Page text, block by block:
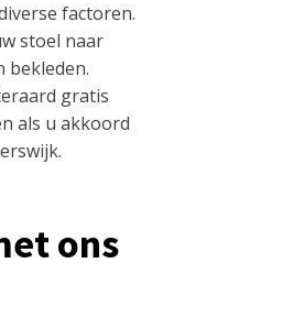
factoren.
stoel naar
bekleden.
gratis
als u akkoord
ons